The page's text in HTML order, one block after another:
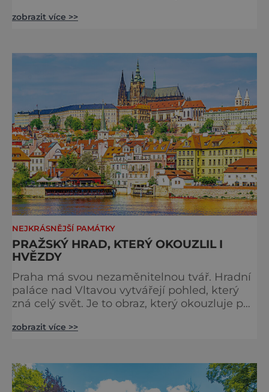
nejzajímavějších bude bezesporu Husův
večer plný historie, hudby, tajemství i
dobrodružství pro malé i velké návštěvníky.
Málokdo ví, že dnešní kos
zobrazit více >>
NEJKRÁSNĚJŠÍ PAMÁTKY
PRAŽSKÝ HRAD, KTERÝ OKOUZLIL I
HVĚZDY
Praha má svou nezaměnitelnou tvář. Hradní
paláce nad Vltavou vytvářejí pohled, který
zná celý svět. Je to obraz, který okouzluje po
jediný Čech, který by ho neznal. Pražský hrad
metropole, má ho na seznamu mí
zobrazit více >>